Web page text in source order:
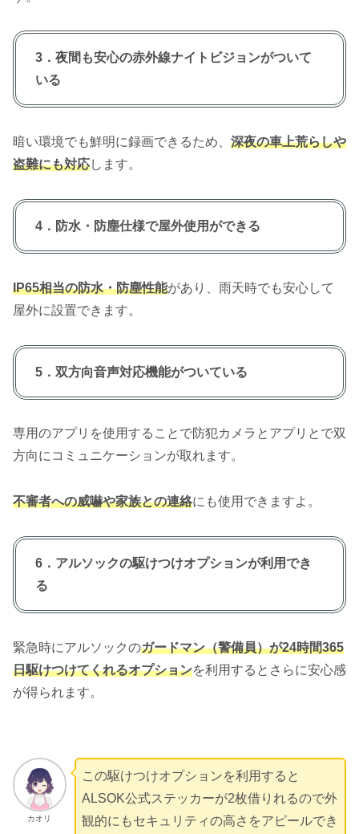
3．夜間も安心の赤外線ナイトビジョンがついて
いる
暗い環境でも鮮明に録画できるため、 深夜の車上荒らしや
盗難にも対応します。
4．防水・防塵仕様で屋外使用ができる
IP65相当の防水・防塵性能があり、雨天時でも安心して
屋外に設置できます。
5．双方向音声対応機能がついている
専用のアプリを使用することで防犯カメラとアプリとで双
方向にコミュニケーションが取れます。
不審者への威嚇や家族との連絡にも使用できますよ。
6．アルソックの駆けつけオプションが利用でき
る
緊急時にアルソックのガードマン（警備員）が24時間365
日駆けつけてくれるオプションを利用するとさらに安心感
が得られます。
カオリ
この駆けつけオプションを利用すると
ALSOK公式ステッカーが2枚借りれるので外
観的にもセキュリティの高さをアピールでき